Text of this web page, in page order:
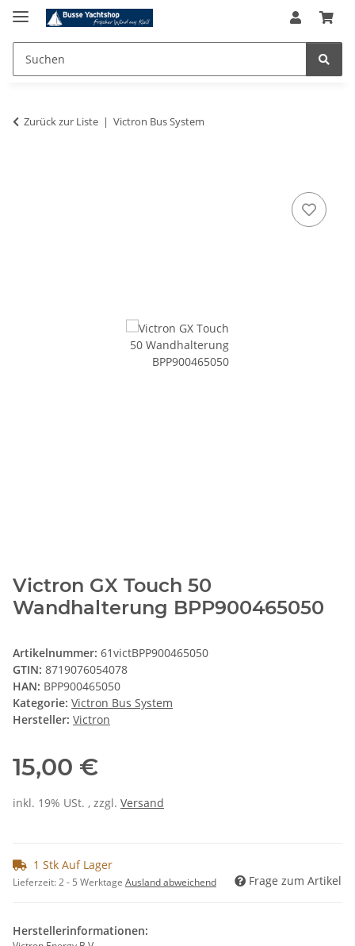
Zurück zur Liste Victron Bus System
Victron GX Touch 50
Wandhalterung BPP900465050
Artikelnummer: 61victBPP900465050
GTIN: 8719076054078
HAN: BPP900465050
Kategorie: Victron Bus System
Hersteller: Victron
15,00 €
inkl. 19% USt. , zzgl. Versand
1 Stk Auf Lager
Lieferzeit:2 - 5 Werktage Ausland abweichend Frage zum Artikel
Herstellerinformationen: